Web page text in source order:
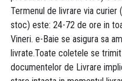
Termenul de livrare via curier
stoc) este: 24-72 de ore in
Vineri. e-Baie se asigura sa
livrate.Toate coletele se
documentelor de Livrare